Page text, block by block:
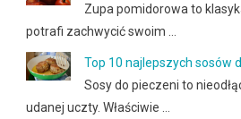
Zupa pomidorowa to
potrafi zachwycić swoim …
Top 10 najlepszych sosów
Sosy do pieczeni to
udanej uczty. Właściwie …